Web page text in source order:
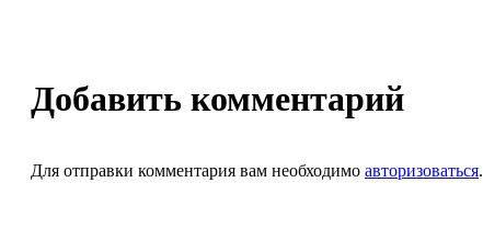
Добавить комментарий
Для отправки комментария вам необходимо авторизоваться.